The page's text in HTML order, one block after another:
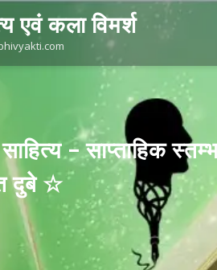
एवं कला विमर्श
साहित्य – साप्ताहिक
दुबे ☆